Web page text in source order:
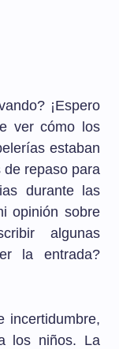
¡Espero
ver cómo los
estaban
de repaso para
durante las
opinión sobre
algunas
la entrada?
incertidumbre,
los niños. La